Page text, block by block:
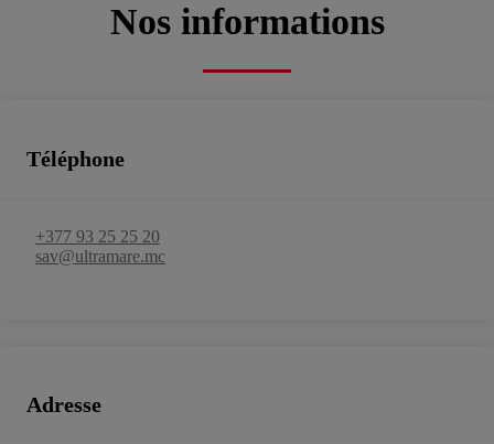
Nos informations
Téléphone
+377 93 25 25 20
sav@ultramare.mc
Adresse